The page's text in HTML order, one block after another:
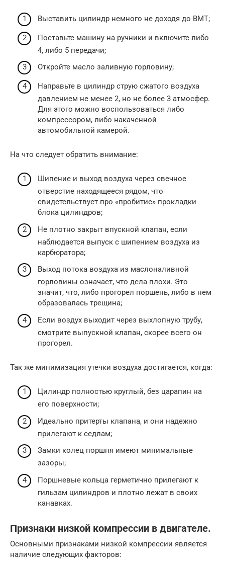
Выставить цилиндр немного не доходя до ВМТ;
Поставьте машину на ручники и включите либо
4, либо 5 передачи;
Откройте масло заливную горловину;
Направьте в цилиндр струю сжатого воздуха
давлением не менее 2, но не более 3 атмосфер.
Для этого можно воспользоваться либо
компрессором, либо накаченной
автомобильной камерой.
На что следует обратить внимание:
Шипение и выход воздуха через свечное
отверстие находящееся рядом, что
свидетельствует про «пробитие» прокладки
блока цилиндров;
Не плотно закрыт впускной клапан, если
наблюдается выпуск с шипением воздуха из
карбюратора;
Выход потока воздуха из маслоналивной
горловины означает, что дела плохи. Это
значит, что, либо прогорел поршень, либо в нем
образовалась трещина;
Если воздух выходит через выхлопную трубу,
смотрите выпускной клапан, скорее всего он
прогорел.
Так же минимизация утечки воздуха достигается, когда:
Цилиндр полностью круглый, без царапин на
его поверхности;
Идеально притерты клапана, и они надежно
прилегают к седлам;
Замки колец поршня имеют минимальные
зазоры;
Поршневые кольца герметично прилегают к
гильзам цилиндров и плотно лежат в своих
канавках.
Признаки низкой компрессии в двигателе.
Основными признаками низкой компрессии является
наличие следующих факторов: